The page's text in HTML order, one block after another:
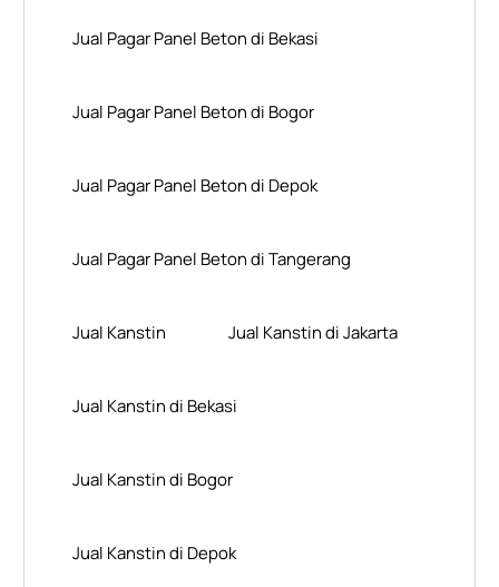
Jual Pagar Panel Beton di Bekasi
Jual Pagar Panel Beton di Bogor
Jual Pagar Panel Beton di Depok
Jual Pagar Panel Beton di Tangerang
Jual Kanstin Jual Kanstin di Jakarta
Jual Kanstin di Bekasi
Jual Kanstin di Bogor
Jual Kanstin di Depok